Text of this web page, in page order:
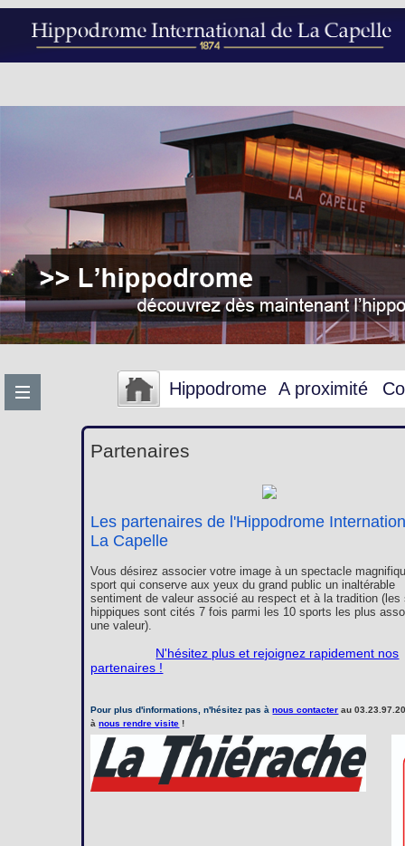
Hippodrome A proximité
Partenaires
Les partenaires de l'Hippodrome
La Capelle
Vous désirez associer votre image à un spectacle
sport qui conserve aux yeux du grand public un inaltérable
sentiment de valeur associé au respect et à la tradition (les
hippiques sont cités 7 fois parmi les 10 sports les plus
une valeur).
N'hésitez plus et rejoignez rapidement nos
partenaires !
Pour plus d'informations, n'hésitez pas ànous contacter au
ànous rendre visite !